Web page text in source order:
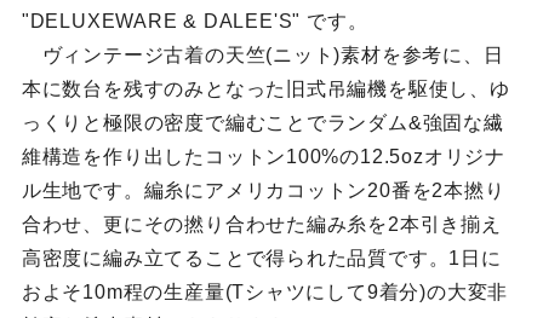
"DELUXEWARE & DALEE'S" です。
ヴィンテージ古着の天竺(ニット)素材を参考に、日
本に数台を残すのみとなった旧式吊編機を駆使し、ゆ
っくりと極限の密度で編むことでランダム&強固な繊
維構造を作り出したコットン100%の12.5ozオリジナ
ル生地です。編糸にアメリカコットン20番を2本撚り
合わせ、更にその撚り合わせた編み糸を2本引き揃え
高密度に編み立てることで得られた品質です。1日に
およそ10m程の生産量(Tシャツにして9着分)の大変非